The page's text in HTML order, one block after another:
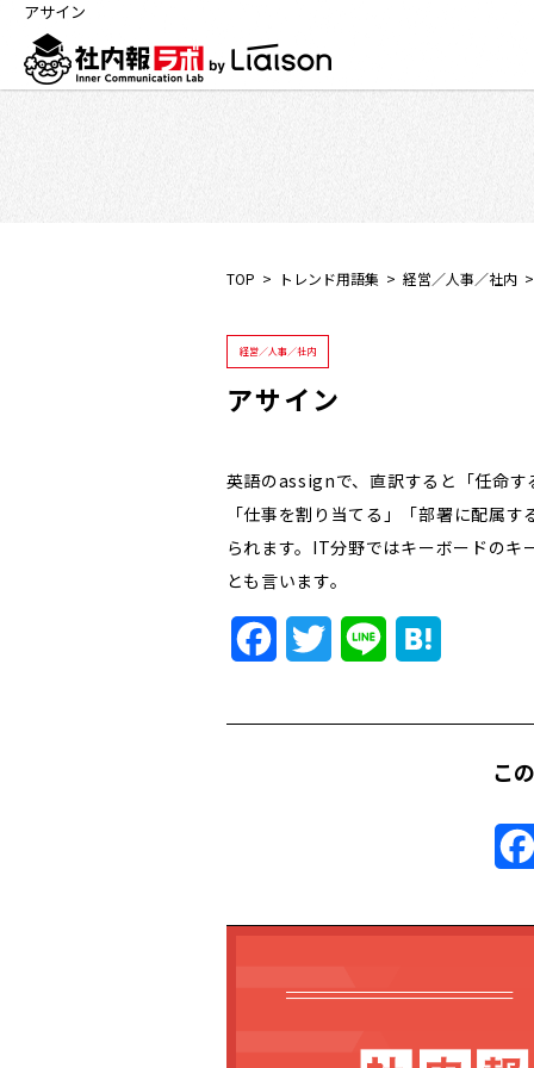
アサイン
TOP トレンド用語集 経営／人事／社内
経営／人事／社内
アサイン
英語のassignで、直訳すると「任命
「仕事を割り当てる」「部署に配属
られます。IT分野ではキーボードの
とも言います。
FacebookTwitter Line
こ